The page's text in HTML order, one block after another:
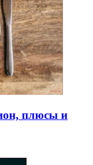
плюсы и